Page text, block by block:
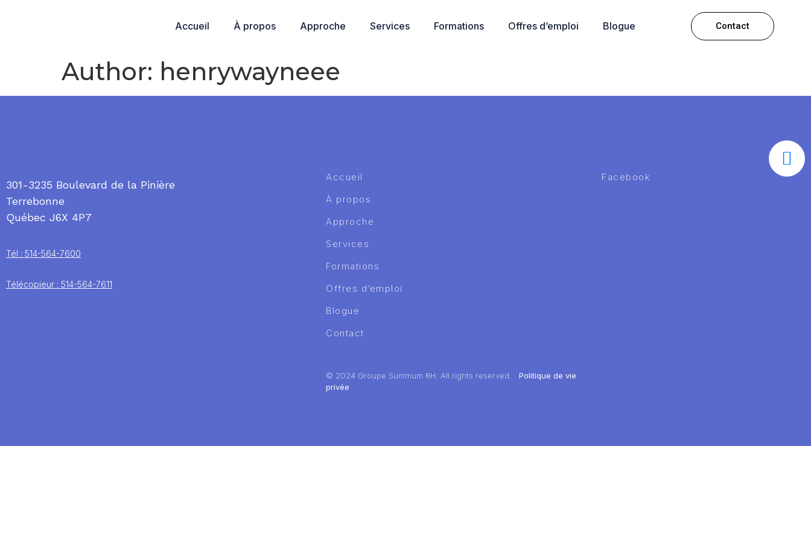
Accueil À propos Approche Services Formations Offres d’emploi Blogue Contact
Author: henrywayneee
301-3235 Boulevard de la Pinière
Terrebonne
Québec J6X 4P7
Tél : 514-564-7600
Télécopieur : 514-564-7611
Accueil
À propos
Approche
Services
Formations
Offres d’emploi
Blogue
Contact
© 2024 Groupe Summum RH. All rights reserved.Politique de vie
privée
Facebook